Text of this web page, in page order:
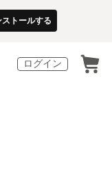
ストールする
ログイン